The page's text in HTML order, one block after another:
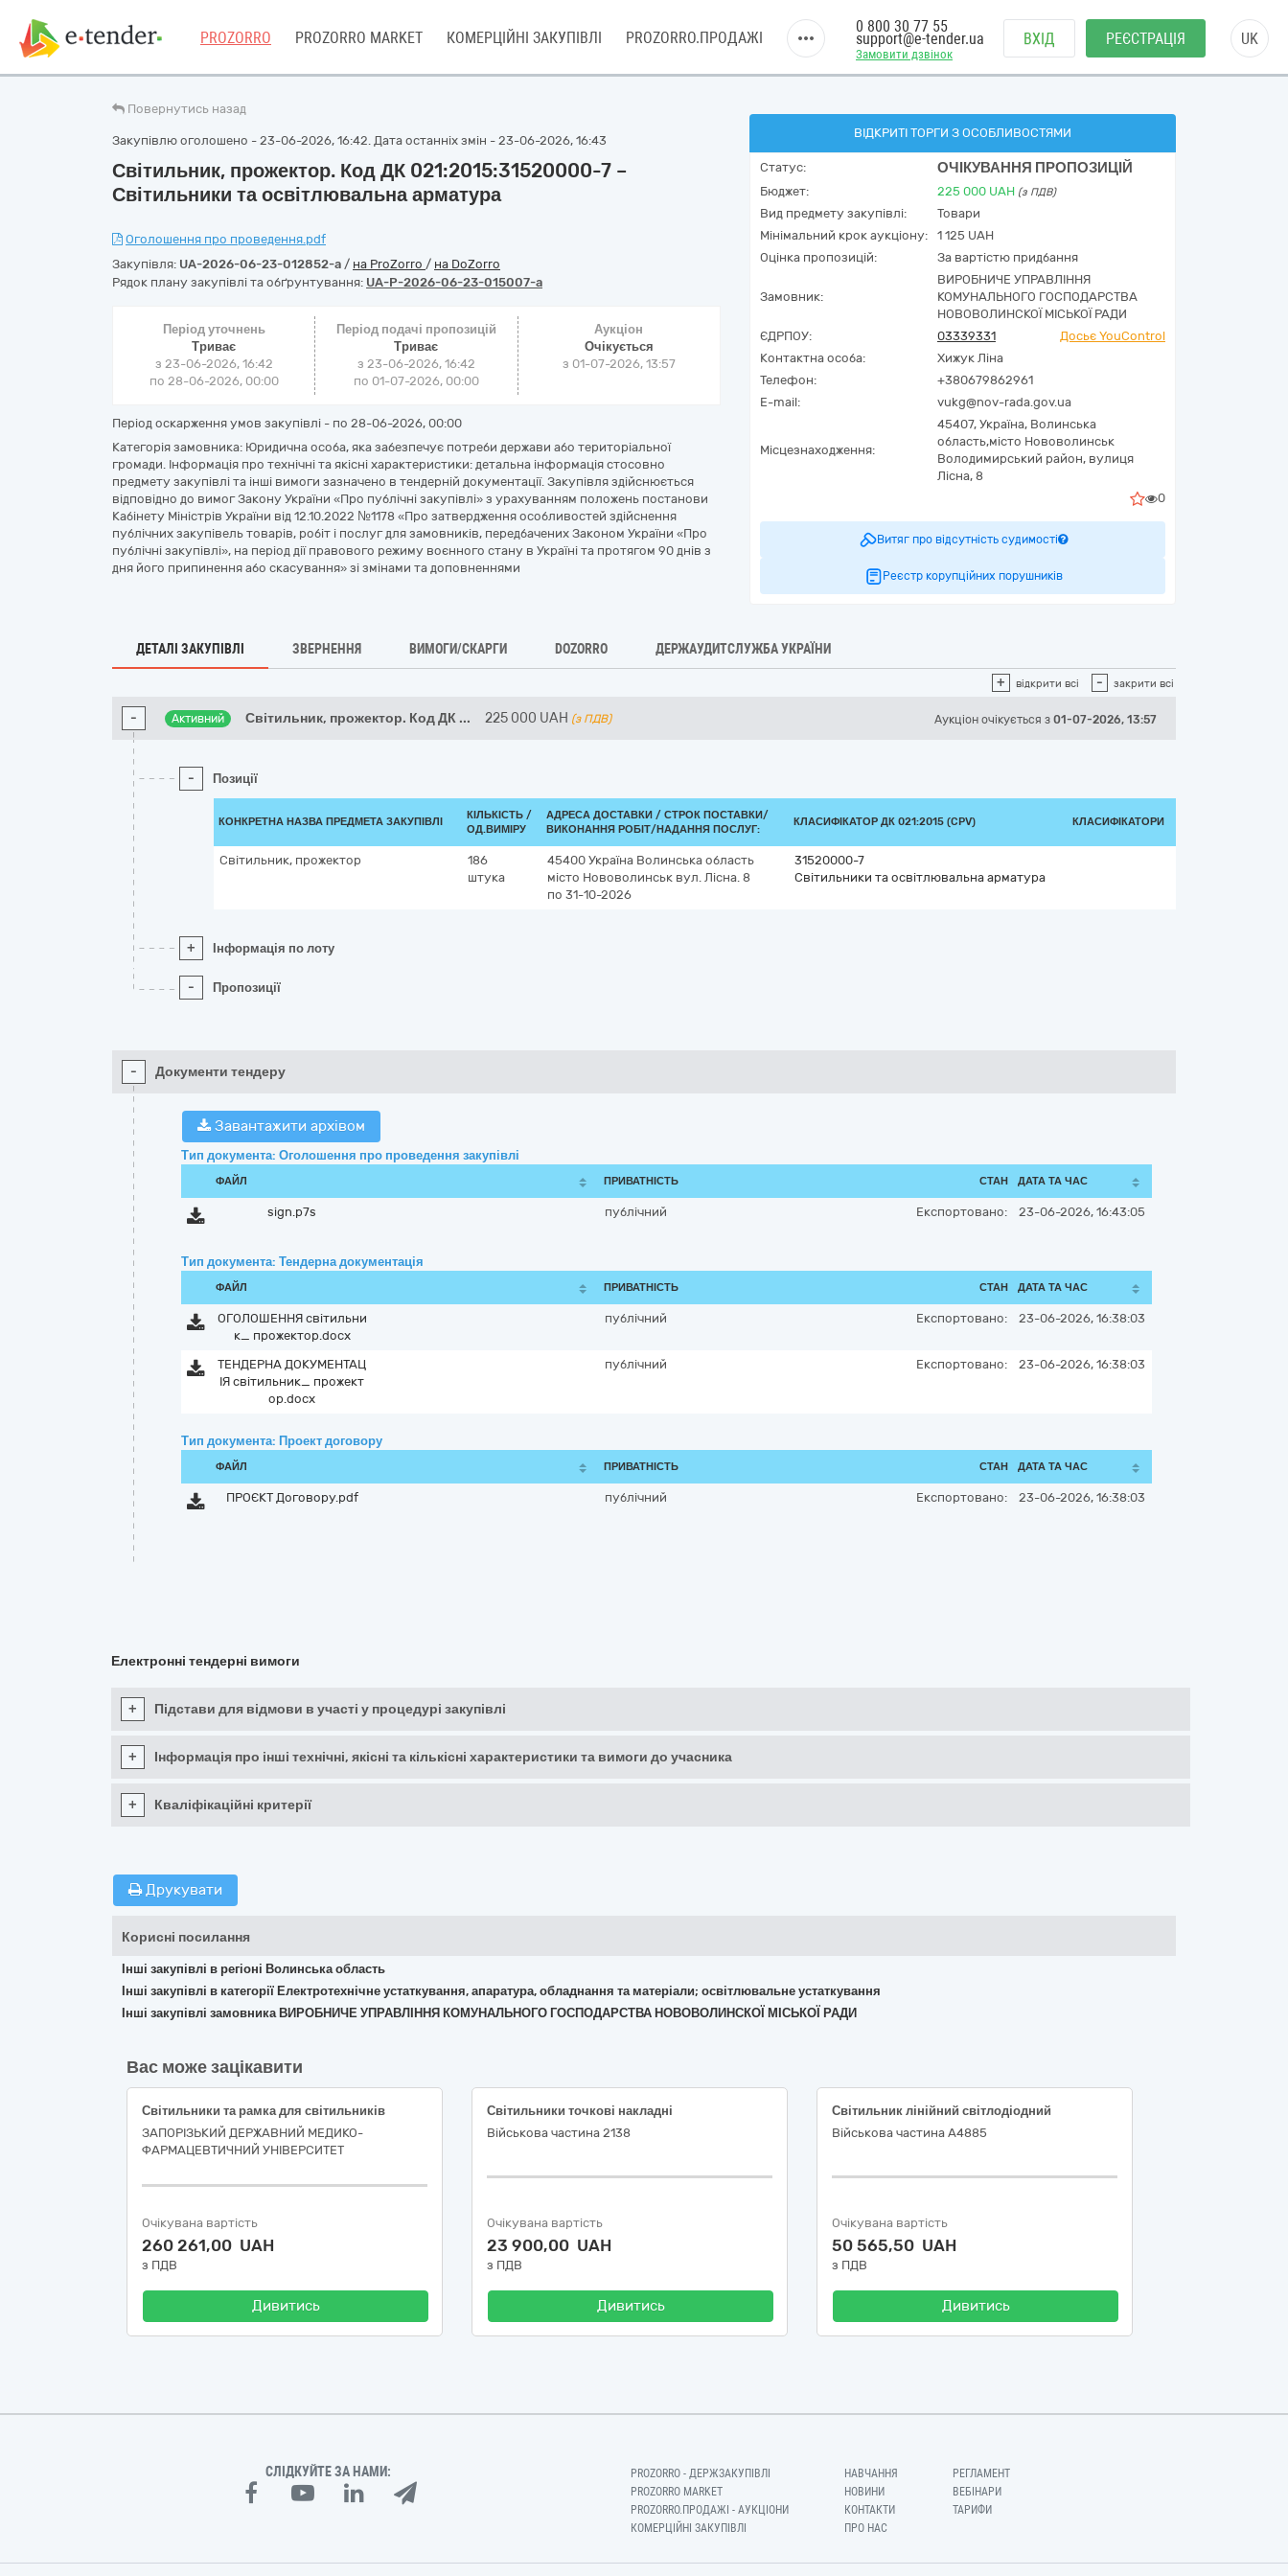
PROZORRO PROZORRO MARKET КОМЕРЦІЙНІ ЗАКУПІВЛІ PROZORRO.ПРОДАЖІ
Замовити дзвінок
0 800 30 77 55
support@e-tender.ua ВХІД РЕЄСТРАЦІЯ UK
Повернутись назад
Закупівлю оголошено - 23-06-2026, 16:42. Дата останніх змін - 23-06-2026, 16:43
Світильник, прожектор. Код ДК 021:2015:31520000-7 –
Світильники та освітлювальна арматура
Оголошення про проведення.pdf
Закупівля: UA-2026-06-23-012852-a / на ProZorro / на DoZorro
Рядок плану закупівлі та обґрунтування: UA-P-2026-06-23-015007-a
Період уточнень
Триває
з 23-06-2026, 16:42
по 28-06-2026, 00:00
Період подачі пропозицій
Триває
з 23-06-2026, 16:42
по 01-07-2026, 00:00
Аукціон
Очікується
з 01-07-2026, 13:57
Період оскарження умов закупівлі - по 28-06-2026, 00:00
Категорія замовника: Юридична особа, яка забезпечує потреби держави або територіальної
громади. Інформація про технічні та якісні характеристики: детальна інформація стосовно
предмету закупівлі та інші вимоги зазначено в тендерній документації. Закупівля здійснюється
відповідно до вимог Закону України «Про публічні закупівлі» з урахуванням положень постанови
Кабінету Міністрів України від 12.10.2022 №1178 «Про затвердження особливостей здійснення
публічних закупівель товарів, робіт і послуг для замовників, передбачених Законом України «Про
публічні закупівлі», на період дії правового режиму воєнного стану в Україні та протягом 90 днів з
дня його припинення або скасування» зі змінами та доповненнями
ВІДКРИТІ ТОРГИ З ОСОБЛИВОСТЯМИ
Статус: ОЧІКУВАННЯ ПРОПОЗИЦІЙ
Бюджет: 225 000 UAH (з ПДВ)
Вид предмету закупівлі:
Товари
Мінімальний крок аукціону:
1 125 UAH
Оцінка пропозицій:
За вартістю придбання
Замовник:
ВИРОБНИЧЕ УПРАВЛІННЯ
КОМУНАЛЬНОГО ГОСПОДАРСТВА
НОВОВОЛИНСКОЇ МІСЬКОЇ РАДИ
ЄДРПОУ:
03339331
Досьє YouControl
Контактна особа:
Хижук Ліна
Телефон:
+380679862961
E-mail:
vukg@nov-rada.gov.ua
Місцезнаходження:
45407, Україна, Волинська
область,місто Нововолинськ
Володимирський район, вулиця
Лісна, 8
0
Витяг про відсутність судимості
Реєстр корупційних порушників
ДЕТАЛІ ЗАКУПІВЛІ ЗВЕРНЕННЯ ВИМОГИ/СКАРГИ DOZORRO ДЕРЖАУДИТСЛУЖБА УКРАЇНИ
+ відкрити всі - закрити всі
- Активний Світильник, прожектор. Код ДК ... 225 000 UAH (з ПДВ) Аукціон очікується з 01-07-2026, 13:57
- Позиції
КОНКРЕТНА НАЗВА ПРЕДМЕТА ЗАКУПІВЛІ
КІЛЬКІСТЬ /
ОД.ВИМІРУ
АДРЕСА ДОСТАВКИ / СТРОК ПОСТАВКИ/
ВИКОНАННЯ РОБІТ/НАДАННЯ ПОСЛУГ:
КЛАСИФІКАТОР ДК 021:2015 (CPV) КЛАСИФІКАТОРИ
Світильник, прожектор
186
штука
45400 Україна Волинська область
місто Нововолинськ вул. Лісна. 8
по 31-10-2026
31520000-7
Світильники та освітлювальна арматура
+ Інформація по лоту
- Пропозиції
- Документи тендеру
Завантажити архівом
Тип документа: Оголошення про проведення закупівлі
ФАЙЛ ПРИВАТНІСТЬ СТАН ДАТА ТА ЧАС
sign.p7s публічний Експортовано: 23-06-2026, 16:43:05
Тип документа: Тендерна документація
ФАЙЛ ПРИВАТНІСТЬ СТАН ДАТА ТА ЧАС
ОГОЛОШЕННЯ світильни
к_ прожектор.docx
публічний Експортовано: 23-06-2026, 16:38:03
ТЕНДЕРНА ДОКУМЕНТАЦ
ІЯ світильник_ прожект
ор.docx
публічний Експортовано: 23-06-2026, 16:38:03
Тип документа: Проект договору
ФАЙЛ ПРИВАТНІСТЬ СТАН ДАТА ТА ЧАС
ПРОЄКТ Договору.pdf публічний Експортовано: 23-06-2026, 16:38:03
Електронні тендерні вимоги
+ Підстави для відмови в участі у процедурі закупівлі
+ Інформація про інші технічні, якісні та кількісні характеристики та вимоги до учасника
+ Кваліфікаційні критерії
Друкувати
Корисні посилання
Інші закупівлі в регіоні Волинська область
Інші закупівлі в категорії Електротехнічне устаткування, апаратура, обладнання та матеріали; освітлювальне устаткування
Інші закупівлі замовника ВИРОБНИЧЕ УПРАВЛІННЯ КОМУНАЛЬНОГО ГОСПОДАРСТВА НОВОВОЛИНСКОЇ МІСЬКОЇ РАДИ
Вас може зацікавити
Світильники та рамка для світильників
ЗАПОРІЗЬКИЙ ДЕРЖАВНИЙ МЕДИКО-
ФАРМАЦЕВТИЧНИЙ УНІВЕРСИТЕТ
Очікувана вартість
260 261,00 UAH
з ПДВ
Дивитись
Світильники точкові накладні
Військова частина 2138
Очікувана вартість
23 900,00 UAH
з ПДВ
Дивитись
Світильник лінійний світлодіодний
Військова частина А4885
Очікувана вартість
50 565,50 UAH
з ПДВ
Дивитись
СЛІДКУЙТЕ ЗА НАМИ:
PROZORRO - ДЕРЖЗАКУПІВЛІ
PROZORRO MARKET
PROZORRO.ПРОДАЖІ - АУКЦІОНИ
КОМЕРЦІЙНІ ЗАКУПІВЛІ
НАВЧАННЯ
НОВИНИ
КОНТАКТИ
ПРО НАС
РЕГЛАМЕНТ
ВЕБІНАРИ
ТАРИФИ